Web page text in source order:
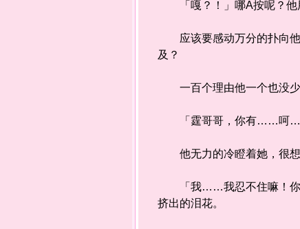
「嘎？！」哪A按呢？他
应该要感动万分的扑向他
及？
一百个理由他一个也没少
「霆哥哥，你有……呵……
他无力的冷瞪着她，很想
「我……我忍不住嘛！你说
挤出的泪花。